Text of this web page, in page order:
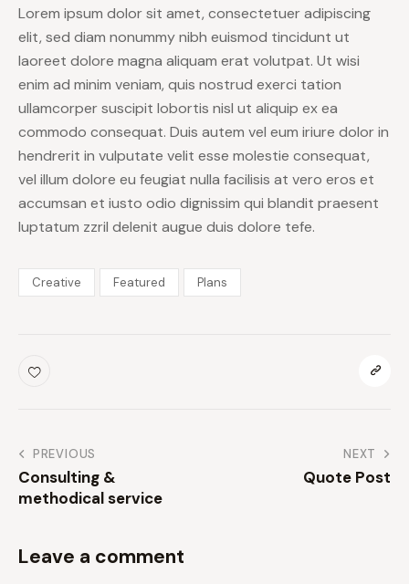
Lorem ipsum dolor sit amet, consectetuer adipiscing
elit, sed diam nonummy nibh euismod tincidunt ut
laoreet dolore magna aliquam erat volutpat. Ut wisi
enim ad minim veniam, quis nostrud exerci tation
ullamcorper suscipit lobortis nisl ut aliquip ex ea
commodo consequat. Duis autem vel eum iriure dolor in
hendrerit in vulputate velit esse molestie consequat,
vel illum dolore eu feugiat nulla facilisis at vero eros et
accumsan et iusto odio dignissim qui blandit praesent
luptatum zzril delenit augue duis dolore tefe.
Creative Featured Plans
PREVIOUS
Consulting &
methodical service
NEXT
Quote Post
Leave a comment